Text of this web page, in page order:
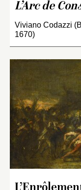
L’Arc de
Viviano Codazzi
1670)